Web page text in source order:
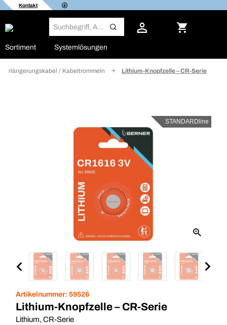
Kontakt
Sortiment Systemlösungen
Verlängerungskabel / Kabeltrommeln Lithium-Knopfzelle – CR-Serie
STANDARDline
Artikelnummer: 59526
Lithium-Knopfzelle – CR-Serie
Lithium, CR-Serie